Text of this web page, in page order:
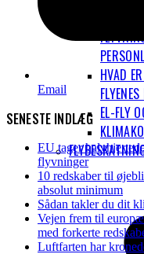
HVAD
EL-FLY
Email
SENESTE INDLÆG
EU tager
flyvninger
10 redskaber til
absolut minimum
Sådan takler du dit
Vejen frem til
med forkerte
Luftfarten har